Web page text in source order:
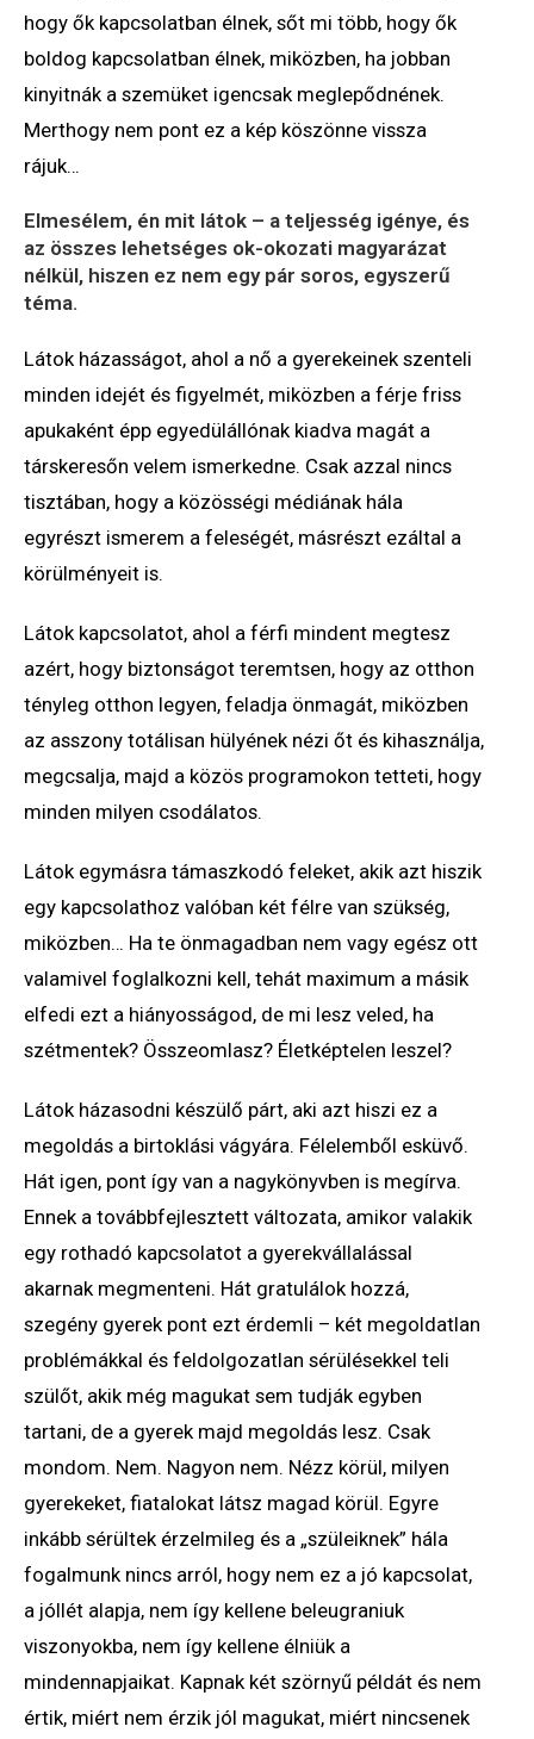
hogy ők kapcsolatban élnek, sőt mi több, hogy ők
boldog kapcsolatban élnek, miközben, ha jobban
kinyitnák a szemüket igencsak meglepődnének.
Merthogy nem pont ez a kép köszönne vissza
rájuk…
Elmesélem, én mit látok – a teljesség igénye, és
az összes lehetséges ok-okozati magyarázat
nélkül, hiszen ez nem egy pár soros, egyszerű
téma.
Látok házasságot, ahol a nő a gyerekeinek szenteli
minden idejét és figyelmét, miközben a férje friss
apukaként épp egyedülállónak kiadva magát a
társkeresőn velem ismerkedne. Csak azzal nincs
tisztában, hogy a közösségi médiának hála
egyrészt ismerem a feleségét, másrészt ezáltal a
körülményeit is.
Látok kapcsolatot, ahol a férfi mindent megtesz
azért, hogy biztonságot teremtsen, hogy az otthon
tényleg otthon legyen, feladja önmagát, miközben
az asszony totálisan hülyének nézi őt és kihasználja,
megcsalja, majd a közös programokon tetteti, hogy
minden milyen csodálatos.
Látok egymásra támaszkodó feleket, akik azt hiszik
egy kapcsolathoz valóban két félre van szükség,
miközben… Ha te önmagadban nem vagy egész ott
valamivel foglalkozni kell, tehát maximum a másik
elfedi ezt a hiányosságod, de mi lesz veled, ha
szétmentek? Összeomlasz? Életképtelen leszel?
Látok házasodni készülő párt, aki azt hiszi ez a
megoldás a birtoklási vágyára. Félelemből esküvő.
Hát igen, pont így van a nagykönyvben is megírva.
Ennek a továbbfejlesztett változata, amikor valakik
egy rothadó kapcsolatot a gyerekvállalással
akarnak megmenteni. Hát gratulálok hozzá,
szegény gyerek pont ezt érdemli – két megoldatlan
problémákkal és feldolgozatlan sérülésekkel teli
szülőt, akik még magukat sem tudják egyben
tartani, de a gyerek majd megoldás lesz. Csak
mondom. Nem. Nagyon nem. Nézz körül, milyen
gyerekeket, fiatalokat látsz magad körül. Egyre
inkább sérültek érzelmileg és a „szüleiknek” hála
fogalmunk nincs arról, hogy nem ez a jó kapcsolat,
a jóllét alapja, nem így kellene beleugraniuk
viszonyokba, nem így kellene élniük a
mindennapjaikat. Kapnak két szörnyű példát és nem
értik, miért nem érzik jól magukat, miért nincsenek